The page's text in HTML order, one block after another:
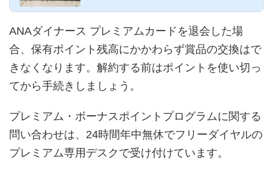
ANAダイナース プレミアムカードを退会した場
合、保有ポイント残高にかかわらず賞品の交換はで
きなくなります。解約する前はポイントを使い切っ
てから手続きしましょう。
プレミアム・ボーナスポイントプログラムに関する
問い合わせは、24時間年中無休でフリーダイヤルの
プレミアム専用デスクで受け付けています。